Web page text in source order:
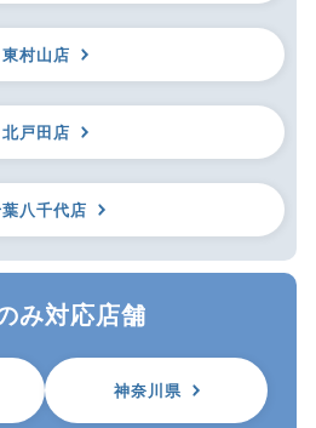
東村山店
北戸田店
八千代店
み対応店舗
神奈川県